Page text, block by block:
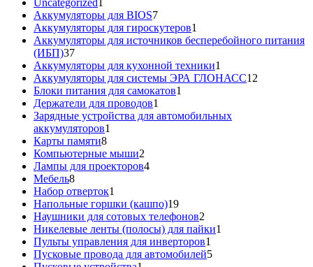
Uncategorized1
товар
Аккумуляторы для BIOS77
товаров
Аккумуляторы для гироскутеров1
товар
Аккумуляторы для источников бесперебойного питания
(ИБП)3737
товаров
Аккумуляторы для кухонной техники1
товар
Аккумуляторы для системы ЭРА ГЛОНАСС12
Блоки питания для самокатов1
Держатели для проводов1
товар
Зарядные устройства для автомобильных
аккумуляторов1
Карты памяти88
товаров
Компьютерные мыши2
товара
Лампы для проекторов44
Мебель88
товаров
Набор отверток1
товар
Напольные горшки (кашпо)1919
товаров
Наушники для сотовых телефонов2
товара
Никелевые ленты (полосы) для пайки1
Пульты управления для инверторов1
товар
Пусковые провода для автомобилей55